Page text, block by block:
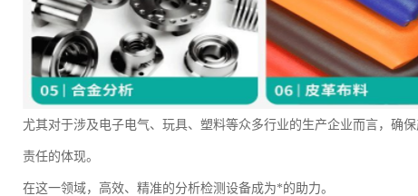
尤其对于涉及电子电气、玩具、塑料等众多行业的生产企业而言，确
责任的体现。
在这一领域，高效、精准的分析检测设备成为*的助力。